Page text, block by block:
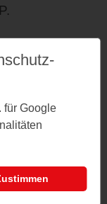
Kinder hat
für Google